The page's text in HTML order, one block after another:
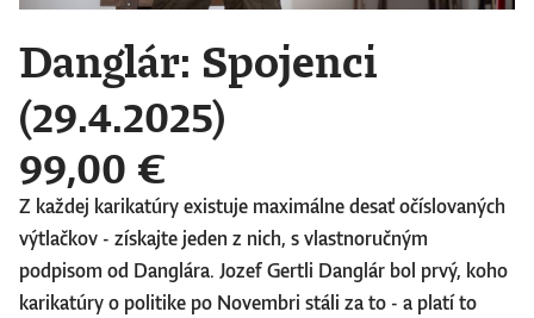
Danglár: Spojenci
(29.4.2025)
99,00 €
Z každej karikatúry existuje maximálne desať očíslovaných
výtlačkov - získajte jeden z nich, s vlastnoručným
podpisom od Danglára. Jozef Gertli Danglár bol prvý, koho
karikatúry o politike po Novembri stáli za to - a platí to